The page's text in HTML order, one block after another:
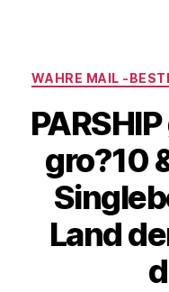
WAHRE MAIL -
gro?10
Land